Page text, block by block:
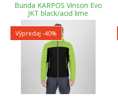
Bunda KARPOS Vinson Evo
JKT black/acid lime
Výpredaj -40%